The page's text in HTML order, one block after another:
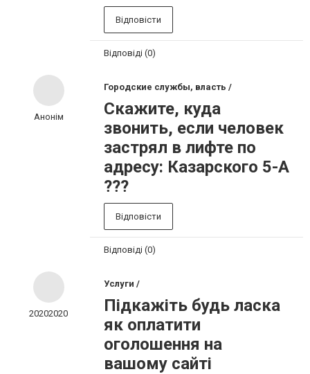
Відповісти
Відповіді (0)
Анонім
Городские службы, власть /
Скажите, куда
звонить, если человек
застрял в лифте по
адресу: Казарского 5-А
???
Відповісти
Відповіді (0)
20202020
Услуги /
Підкажіть будь ласка
як оплатити
оголошення на
вашому сайті